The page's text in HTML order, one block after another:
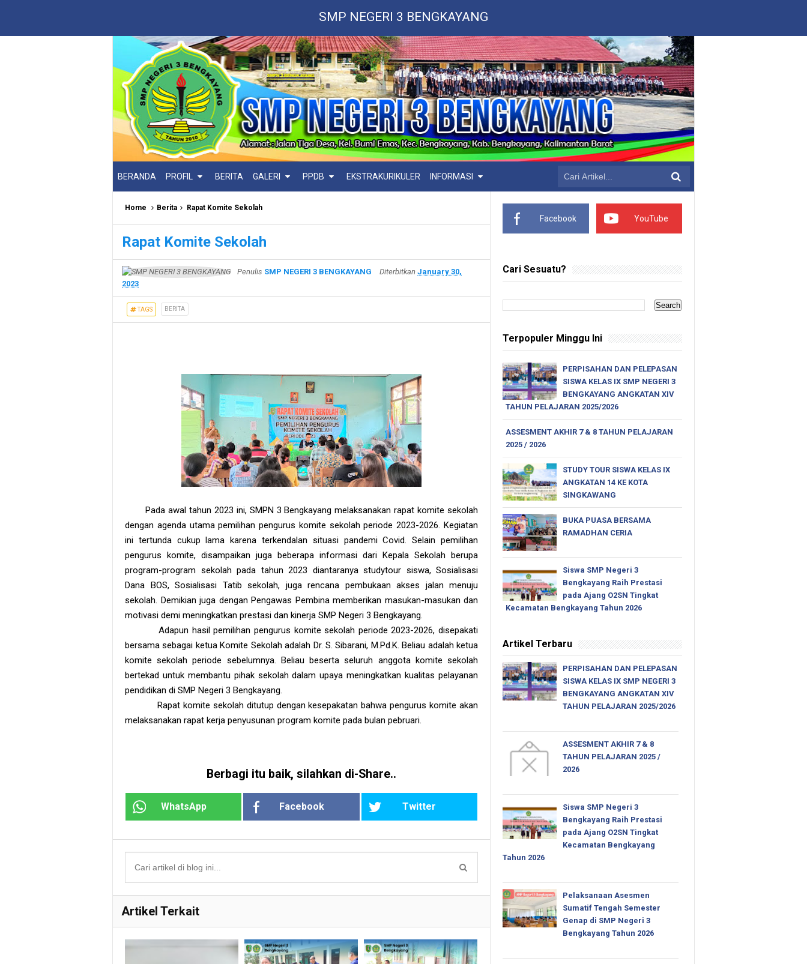
SMP NEGERI 3 BENGKAYANG
BERANDA PROFIL BERITA GALERI PPDB EKSTRAKURIKULER INFORMASI
Home Berita Rapat Komite Sekolah
Rapat Komite Sekolah
Penulis SMP NEGERI 3 BENGKAYANG Diterbitkan January 30,
2023
TAGS BERITA
Pada awal tahun 2023 ini, SMPN 3 Bengkayang melaksanakan rapat komite sekolah
dengan agenda utama pemilihan pengurus komite sekolah periode 2023-2026. Kegiatan
ini tertunda cukup lama karena terkendalan situasi pandemi Covid. Selain pemilihan
pengurus komite, disampaikan juga beberapa informasi dari Kepala Sekolah berupa
program-program sekolah pada tahun 2023 diantaranya studytour siswa, Sosialisasi
Dana BOS, Sosialisasi Tatib sekolah, juga rencana pembukaan akses jalan menuju
sekolah. Demikian juga dengan Pengawas Pembina memberikan masukan-masukan dan
motivasi demi meningkatkan prestasi dan kinerja SMP Negeri 3 Bengkayang.
Adapun hasil pemilihan pengurus komite sekolah periode 2023-2026, disepakati
bersama sebagai ketua Komite Sekolah adalah Dr. S. Sibarani, M.Pd.K. Beliau adalah ketua
komite sekolah periode sebelumnya. Beliau beserta seluruh anggota komite sekolah
bertekad untuk membantu pihak sekolah dalam upaya meningkatkan kualitas pelayanan
pendidikan di SMP Negeri 3 Bengkayang.
Rapat komite sekolah ditutup dengan kesepakatan bahwa pengurus komite akan
melaksanakan rapat kerja penyusunan program komite pada bulan pebruari.
Berbagi itu baik, silahkan di-Share..
WhatsApp Facebook Twitter
Artikel Terkait
Facebook YouTube
Cari Sesuatu?
Terpopuler Minggu Ini
PERPISAHAN DAN PELEPASAN
SISWA KELAS IX SMP NEGERI 3
BENGKAYANG ANGKATAN XIV
TAHUN PELAJARAN 2025/2026
ASSESMENT AKHIR 7 & 8 TAHUN PELAJARAN
2025 / 2026
STUDY TOUR SISWA KELAS IX
ANGKATAN 14 KE KOTA
SINGKAWANG
BUKA PUASA BERSAMA
RAMADHAN CERIA
Siswa SMP Negeri 3
Bengkayang Raih Prestasi
pada Ajang O2SN Tingkat
Kecamatan Bengkayang Tahun 2026
Artikel Terbaru
PERPISAHAN DAN PELEPASAN
SISWA KELAS IX SMP NEGERI 3
BENGKAYANG ANGKATAN XIV
TAHUN PELAJARAN 2025/2026
ASSESMENT AKHIR 7 & 8
TAHUN PELAJARAN 2025 /
2026
Siswa SMP Negeri 3
Bengkayang Raih Prestasi
pada Ajang O2SN Tingkat
Kecamatan Bengkayang
Tahun 2026
Pelaksanaan Asesmen
Sumatif Tengah Semester
Genap di SMP Negeri 3
Bengkayang Tahun 2026